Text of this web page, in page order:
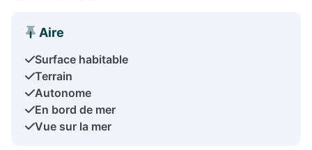
Aire
Surface habitable
Terrain
Autonome
En bord de mer
Vue sur la mer